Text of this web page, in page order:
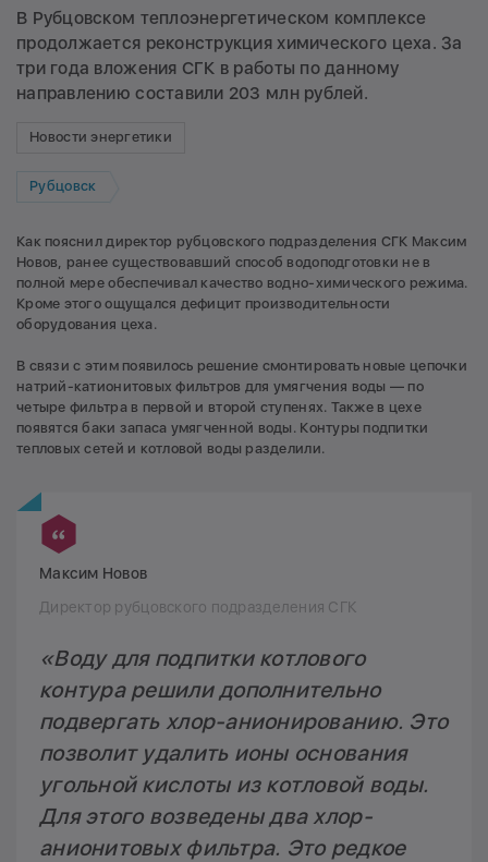
В Рубцовском теплоэнергетическом комплексе
продолжается реконструкция химического цеха. За
три года вложения СГК в работы по данному
направлению составили 203 млн рублей.
Новости энергетики
Рубцовск
Как пояснил директор рубцовского подразделения СГК Максим
Новов, ранее существовавший способ водоподготовки не в
полной мере обеспечивал качество водно-химического режима.
Кроме этого ощущался дефицит производительности
оборудования цеха.
В связи с этим появилось решение смонтировать новые цепочки
натрий-катионитовых фильтров для умягчения воды — по
четыре фильтра в первой и второй ступенях. Также в цехе
появятся баки запаса умягченной воды. Контуры подпитки
тепловых сетей и котловой воды разделили.
Максим Новов
Директор рубцовского подразделения СГК
«Воду для подпитки котлового
контура решили дополнительно
подвергать хлор-анионированию. Это
позволит удалить ионы основания
угольной кислоты из котловой воды.
Для этого возведены два хлор-
анионитовых фильтра. Это редкое